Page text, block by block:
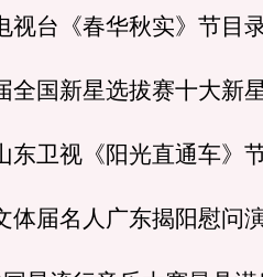
台《春华秋实》节目
国新星选拔赛十大新
卫视《阳光直通车》
届名人广东揭阳慰问